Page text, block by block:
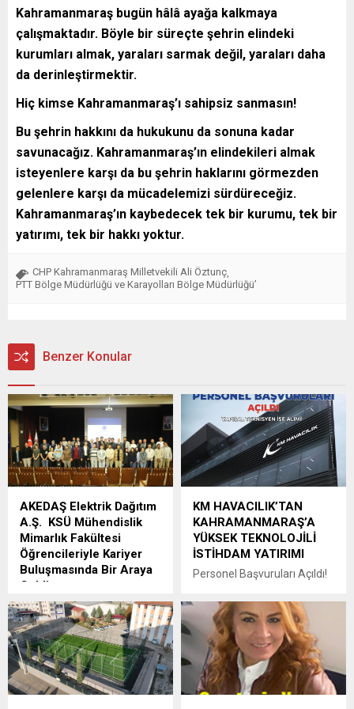
Kahramanmaraş bugün hâlâ ayağa kalkmaya
çalışmaktadır. Böyle bir süreçte şehrin elindeki
kurumları almak, yaraları sarmak değil, yaraları daha
da derinleştirmektir.
Hiç kimse Kahramanmaraş’ı sahipsiz sanmasın!
Bu şehrin hakkını da hukukunu da sonuna kadar
savunacağız. Kahramanmaraş’ın elindekileri almak
isteyenlere karşı da bu şehrin haklarını görmezden
gelenlere karşı da mücadelemizi sürdüreceğiz.
Kahramanmaraş’ın kaybedecek tek bir kurumu, tek bir
yatırımı, tek bir hakkı yoktur.
CHP Kahramanmaraş Milletvekili Ali Öztunç
PTT Bölge Müdürlüğü ve Karayolları Bölge Müdürlüğü’
Benzer Konular
AKEDAŞ Elektrik Dağıtım
A.Ş. KSÜ Mühendislik
Mimarlık Fakültesi
Öğrencileriyle Kariyer
Buluşmasında Bir Araya
Geldi
AKEDAŞ Elektrik Dağıtım
A.Ş., Kahramanmaraş Sütçü
İmam Üniversitesi (KSÜ)
Mühendislik ve Mimarlık
Fakültesi Elektrik-Elektronik
Mühendisliği ve Bilgisayar
KM HAVACILIK’TAN
KAHRAMANMARAŞ’A
YÜKSEK TEKNOLOJİLİ
İSTİHDAM YATIRIMI
Personel Başvuruları Açıldı!
havacılık sanayisinde önemli
yatırımlarından biri olan KM
Havacılık,
Kahramanmaraş’ta
kuracağı yüksek teknolojili
tesisinde çalıştırılmak üzere